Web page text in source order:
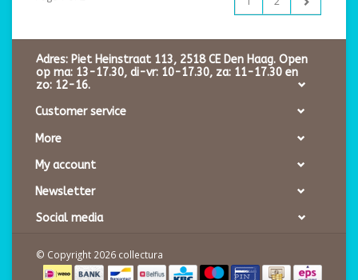
Adres: Piet Heinstraat 113, 2518 CE Den Haag. Open
op ma: 13-17.30, di-vr: 10-17.30, za: 11-17.30 en
zo: 12-16.
Customer service
More
My account
Newsletter
Social media
© Copyright 2026 collectura